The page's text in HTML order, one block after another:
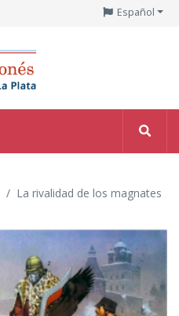
Español
La rivalidad de los magnates